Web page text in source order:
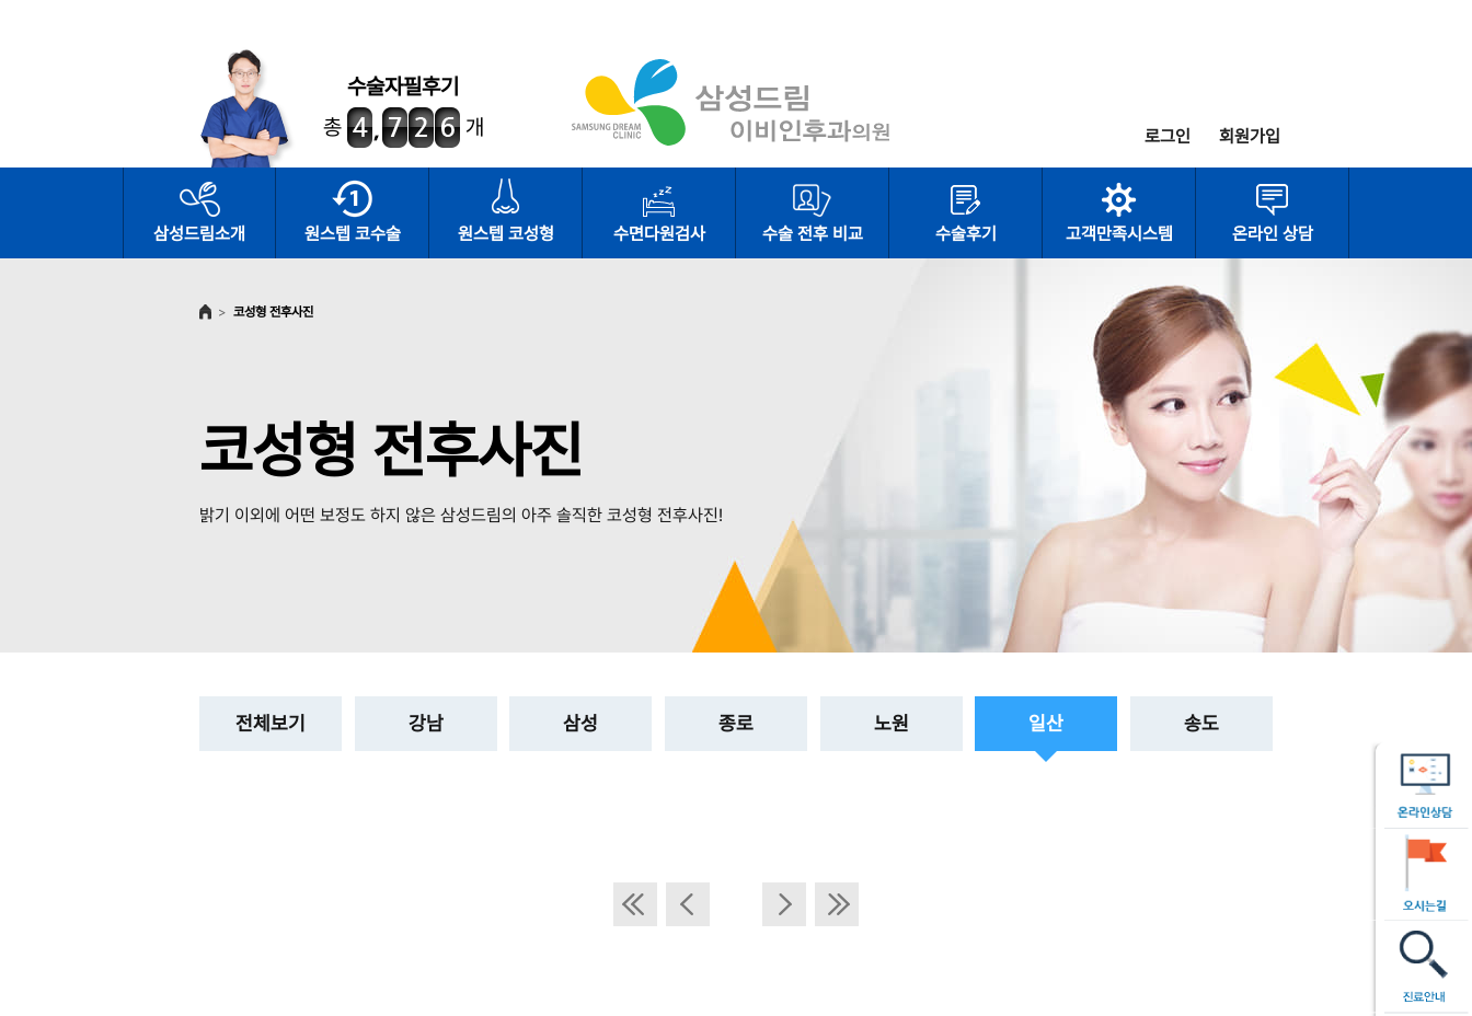
수술자필후기
총
개 로그인 회원가입
삼성드림소개 원스텝 코수술 원스텝 코성형 수면다원검사 수술 전후 비교 수술후기 고객만족시스템 온라인 상담
> 코성형 전후사진
코성형 전후사진
밝기 이외에 어떤 보정도 하지 않은 삼성드림의 아주 솔직한 코성형 전후사진!
전체보기 강남 삼성 종로 노원 일산 송도